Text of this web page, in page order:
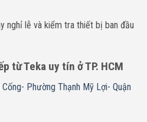
nghỉ lễ và kiểm tra thiết bị ban đầu
từ Teka uy tín ở TP. HCM
Phường Thạnh Mỹ Lợi- Quận